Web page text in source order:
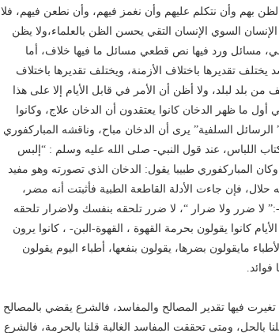
بهم وأن نتكلم عليهم وأن نغمز فيهم، وأن نطعن فيهم، فلا
السوي الإنسان التقي يحسن الظن بالعلماء،ولا يظن
مسائل ورد فيها نص قطعي مسائل ما فيها خلاف، أما
تقديرها باختلاف اﻷزمنة، ويختلف تقديرها باختلاف
بلد لبلد، ولا أظن أن اﻷمر في قابل اﻷيام إلا على هذا
أول ما ظهر الدخان كانوا يعتقدون أن الدخان علاج، وكانوا
السلفية” يرى أن الدخان مباح، وناقشه المباركفوري
اللباس، عند قول النبي- صلى الله عليه وسلم : “إلبس
المباركفوري طبيبا يقول: الدخان الذي تصورته وهو مفيد
فإن جاءت اﻷدلة القاطعة الطبية فأثبتت أنه مضر،
لا ضرر ولا ضرار “، لا ضرر تلحقه بنفسك ولاضرار تلحقه
كانوا يقولون بحرمة القهوة ، القهوة-البن- ، كانوا يرون
مايقولون بضرها، يقولون بنفعها، أطباء اليوم يقولون
فوائد.
فيها تقدير المصالح والمفاسد، فالشرع يقضي بالمصالح
بالحل، ومتى تحققت المفاسد الغالبة قلنا بالحرمة، فالشرع